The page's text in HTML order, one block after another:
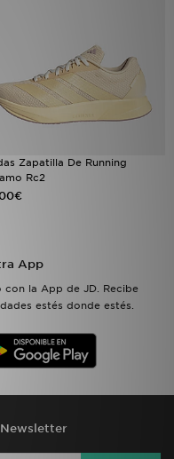
Zapatilla De Running
Rc2
App
con la App de JD. Recibe
estés donde estés.